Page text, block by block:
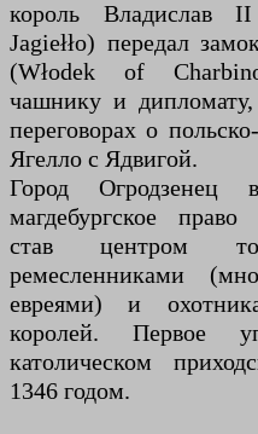
король Владислав
Jagiełło) передал
(Włodek of
чашнику и
переговорах о
Ягелло с Ядвигой.
Город
магдебургское
став центром
ремесленниками
евреями) и
королей. Первое
католическом
1346 годом.